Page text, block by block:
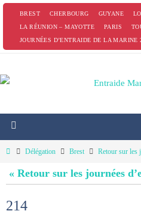
PasserBREST CHERBOURG GUYANE
LA RÉUNION – MAYOTTE
PARIS
JOURNÉES D’ENTRAIDE DE LA MARINE
HomeDélégation Brest Retour sur les
« Retour sur les journées
214